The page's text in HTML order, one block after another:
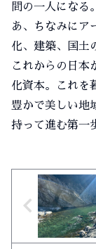
間の一人になる
あ、ちなみにア
化、建築、国土
これからの日本
化資本。これを
豊かで美しい地
持って進む第一